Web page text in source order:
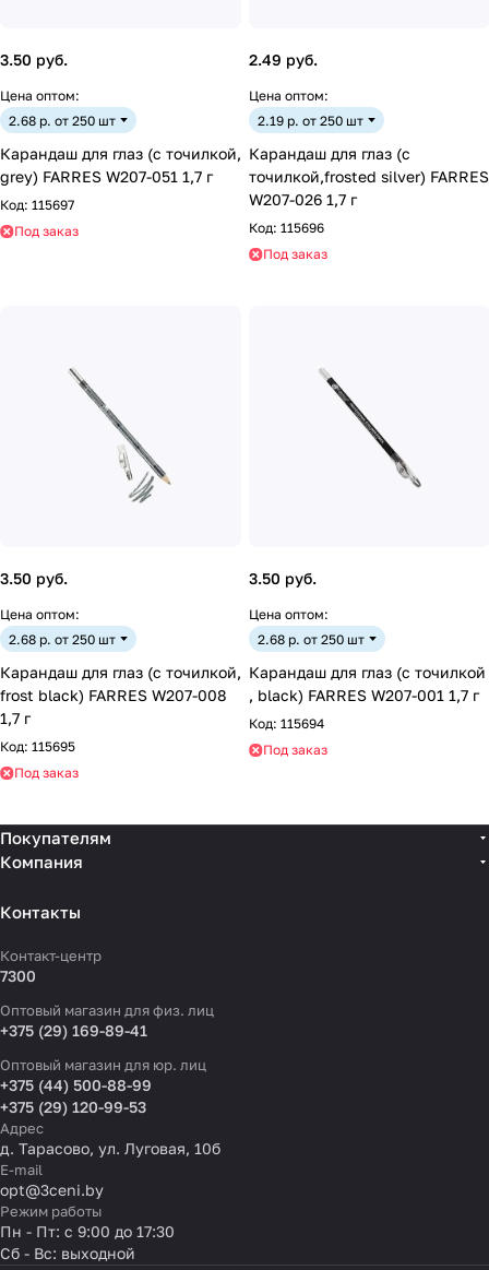
3.50 руб.
Цена оптом:
2.68 р. от 250 шт
Карандаш для глаз (с точилкой,
grey) FARRES W207-051 1,7 г
Код: 115697
Под заказ
2.49 руб.
Цена оптом:
2.19 р. от 250 шт
Карандаш для глаз (с
точилкой,frosted silver) FARRES
W207-026 1,7 г
Код: 115696
Под заказ
3.50 руб.
Цена оптом:
2.68 р. от 250 шт
Карандаш для глаз (с точилкой,
frost black) FARRES W207-008
1,7 г
Код: 115695
Под заказ
3.50 руб.
Цена оптом:
2.68 р. от 250 шт
Карандаш для глаз (с точилкой
, black) FARRES W207-001 1,7 г
Код: 115694
Под заказ
Покупателям
Компания
Контакты
Контакт-центр
7300
Оптовый магазин для физ. лиц
+375 (29) 169-89-41
Оптовый магазин для юр. лиц
+375 (44) 500-88-99
+375 (29) 120-99-53
Адрес
д. Тарасово, ул. Луговая, 10б
E-mail
opt@3ceni.by
Режим работы
Пн - Пт: с 9:00 до 17:30
Сб - Вс: выходной